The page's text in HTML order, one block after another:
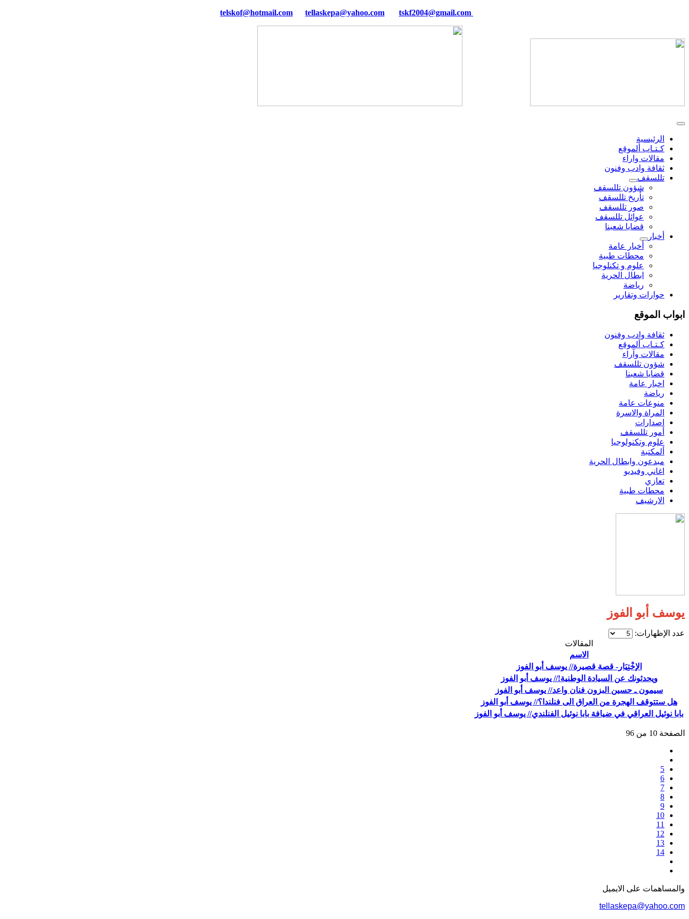
tellaskepa@yahoo.com tskf2004@gmail.com
الرئيسية
كـتـاب ألموقع
مقالات واراء
ثقافة وادب وفنون
تللسقف
شؤون تللسقف
تأريخ تللسقف
صور تللسقف
عوائل تللسقف
قضايا شعبنا
أخبار
أخبار عامة
محطات طبية
علوم و تکنلوجیا
ابطال الحرية
رياضة
حوارات وتقارير
ابواب الموقع
ثقافة وادب وفنون
كـتـاب ألموقع
مقالات وآراء
شؤون تللسقف
قضايا شعبنا
اخبار عامة
رياضة
منوعات عامة
المراة والاسرة
اصدارات
أمور تللسقف
علوم وتكنولوجيا
ألمكتبة
مبدعون وابطال الحرية
اغاني وفيديو
تعازي
محطات طبية
الارشيف
يوسف أبو الفوز
عدد الإظهارات:
المقالات
الاسم
الإخْتِيَار- قصة قصيرة// يوسف أبو الفوز
ويحدثونك عن السيادة الوطنية!// يوسف أبو الفوز
سيمون ـ حسين البزون فنان واعد// يوسف أبو الفوز
هل ستتوقف الهجرة من العراق الى فنلندا؟// يوسف أبو الفوز
بابا نوئيل العراقي في ضيافة بابا نوئيل الفنلندي// يوسف أبو الفوز
الصفحة 10 من 96
5
6
7
8
9
10
11
12
13
14
والمساهمات علی الایمیل
tellaskepa@yahoo.com